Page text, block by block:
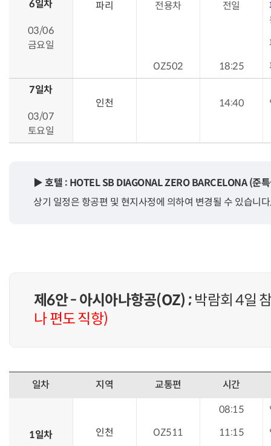
6일차
03/06
금요일
파리
전용차 전일
OZ502
18:25
7일차
03/07
토요일
인천 14:40
▶ 호텔 : HOTEL SB DIAGONAL ZERO BARCELONA (준
상기 일정은 항공편 및 현지사정에 의하여 변경될 수 있습니
제6안 - 아시아나항공(OZ) ; 박람회 4일
나 편도 직항)
일차 지역 교통편 시간
1일차
08:15
인천
OZ511 11:15